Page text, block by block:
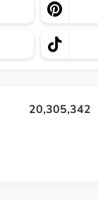
20,305,342